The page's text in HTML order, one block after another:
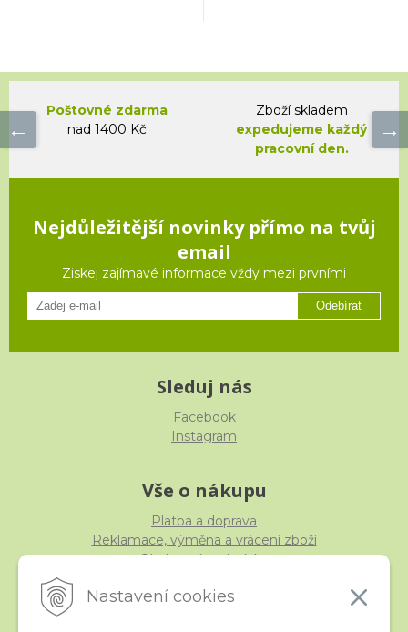
Nastavení cookies
Poštovné zdarma
nad 1400 Kč
Zboží skladem
expedujeme každý
pracovní den.
Nejdůležitější novinky přímo na tvůj
email
Ziskej zajímavé informace vždy mezi prvními
Odebírat
Sleduj nás
Facebook
Instagram
Vše o nákupu
Platba a doprava
Reklamace, výměna a vrácení zboží
Obchodní podmínky